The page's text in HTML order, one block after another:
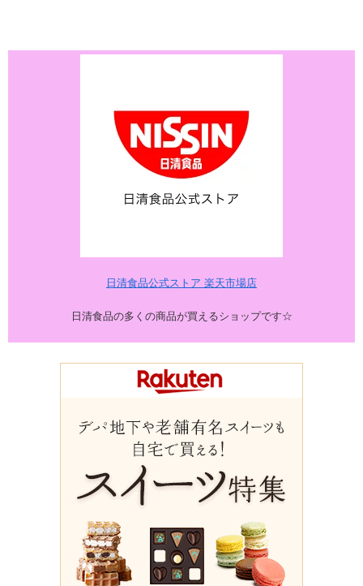
日清食品公式ストア 楽天市場店
日清食品の多くの商品が買えるショップです☆